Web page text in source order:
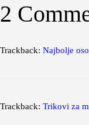
2
Trackback: Najbolje
Trackback: Trikovi za